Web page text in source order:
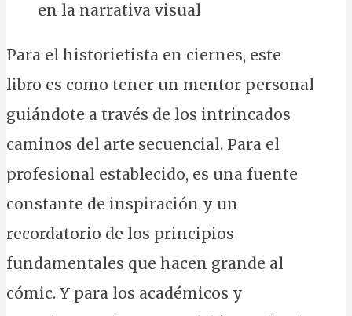
en la narrativa visual
Para el historietista en ciernes, este
libro es como tener un mentor personal
guiándote a través de los intrincados
caminos del arte secuencial. Para el
profesional establecido, es una fuente
constante de inspiración y un
recordatorio de los principios
fundamentales que hacen grande al
cómic. Y para los académicos y